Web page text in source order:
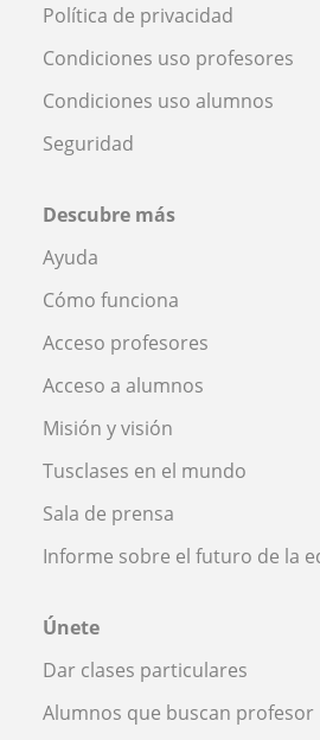
Política de privacidad
Condiciones uso profesores
Condiciones uso alumnos
Seguridad
Descubre más
Ayuda
Cómo funciona
Acceso profesores
Acceso a alumnos
Misión y visión
Tusclases en el mundo
Sala de prensa
Informe sobre el futuro de la
Únete
Dar clases particulares
Alumnos que buscan profesor